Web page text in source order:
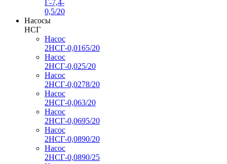
Г-7,4-
0,5/20
Насосы
НСГ
Насос
2НСГ-0,0165/20
Насос
2НСГ-0,025/20
Насос
2НСГ-0,0278/20
Насос
2НСГ-0,063/20
Насос
2НСГ-0,0695/20
Насос
2НСГ-0,0890/20
Насос
2НСГ-0,0890/25